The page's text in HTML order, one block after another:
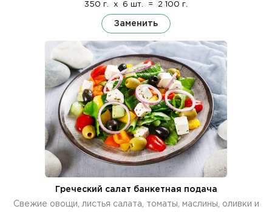
350 г. x 6 шт. = 2 100 г.
Заменить
Греческий салат банкетная подача
Свежие овощи, листья салата, томаты, маслины, оливки и